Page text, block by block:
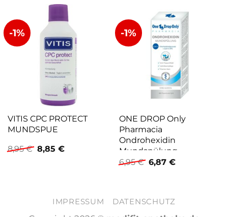
-1%
VITIS CPC PROTECT
MUNDSPUE
8,95€ Ursprünglicher
Preis
8,85 €Aktueller
-1%
ONE DROP Only
Pharmacia
Ondrohexidin
Mundspülung
6,95€ Ursprünglicher
Preis
6,87 €Aktueller
IMPRESSUM DATENSCHUTZ